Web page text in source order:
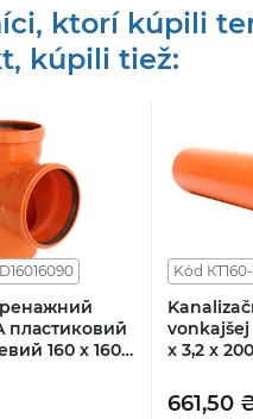
ktorí kúpili
kúpili tiež:
пластиковий
160 х 160 х
Kód
vonkajšej
x 3,2 x
661,50